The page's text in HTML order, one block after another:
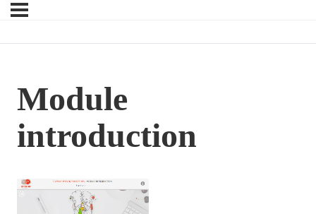
Module
introduction